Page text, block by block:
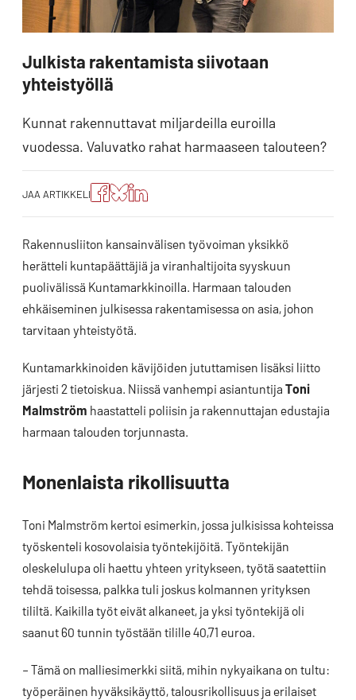
Julkista rakentamista siivotaan
yhteistyöllä
Kunnat rakennuttavat miljardeilla euroilla
vuodessa. Valuvatko rahat harmaaseen talouteen?
JAA ARTIKKELI
Jaa
artikkeli
Facebookissa
Jaa
artikkeli
Blueskyssa
Jako:
Jaa
artikkeli
Rakennusliiton kansainvälisen työvoiman yksikkö
herätteli kuntapäättäjiä ja viranhaltijoita syyskuun
puolivälissä Kuntamarkkinoilla. Harmaan talouden
ehkäiseminen julkisessa rakentamisessa on asia, johon
tarvitaan yhteistyötä.
Kuntamarkkinoiden kävijöiden jututtamisen lisäksi liitto
järjesti 2 tietoiskua. Niissä vanhempi asiantuntija Toni
Malmström haastatteli poliisin ja rakennuttajan edustajia
harmaan talouden torjunnasta.
Monenlaista rikollisuutta
Toni Malmström kertoi esimerkin, jossa julkisissa kohteissa
työskenteli kosovolaisia työntekijöitä. Työntekijän
oleskelulupa oli haettu yhteen yritykseen, työtä saatettiin
tehdä toisessa, palkka tuli joskus kolmannen yrityksen
tililtä. Kaikilla työt eivät alkaneet, ja yksi työntekijä oli
saanut 60 tunnin työstään tilille 40,71 euroa.
– Tämä on malliesimerkki siitä, mihin nykyaikana on tultu:
työperäinen hyväksikäyttö, talousrikollisuus ja erilaiset